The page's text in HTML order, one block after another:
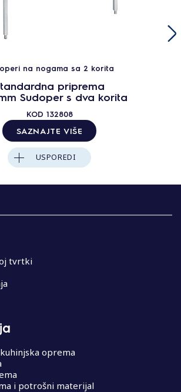
na nogama sa 2 korita
priprema
Sudoper s dva korita
KOD 132808
SAZNAJTE VIŠE
USPOREDI
tvrtki
oprema
i potrošni materijal